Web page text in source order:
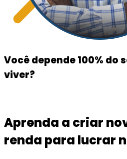
Você depende 100% do
viver?
Aprenda a criar
renda para lucrar